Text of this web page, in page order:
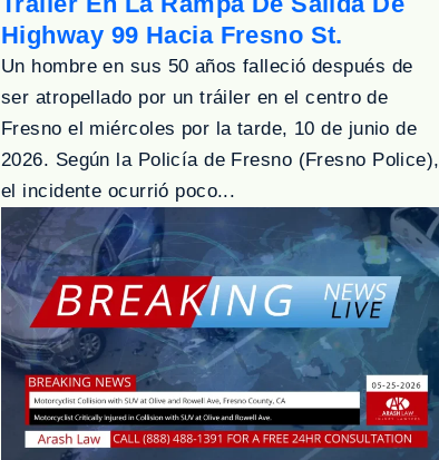
Highway 99 Hacia Fresno St.
Un hombre en sus 50 años falleció después de
ser atropellado por un tráiler en el centro de
Fresno el miércoles por la tarde, 10 de junio de
2026. Según la Policía de Fresno (Fresno Police),
el incidente ocurrió poco...